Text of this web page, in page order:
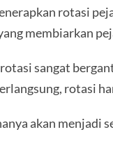
rotasi
membiarkan
sangat
rotasi
akan menjadi